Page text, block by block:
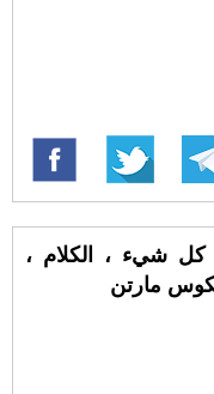
شيء ، الكلام ،
مارتن